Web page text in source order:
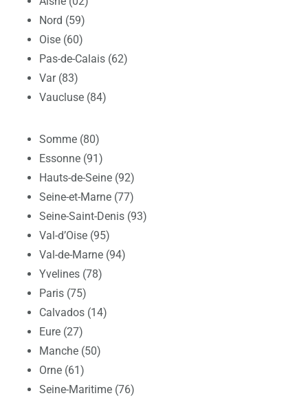
Nord (59)
Oise (60)
Pas-de-Calais (62)
Var (83)
Vaucluse (84)
Somme (80)
Essonne (91)
Hauts-de-Seine (92)
Seine-et-Marne (77)
Seine-Saint-Denis (93)
Val-d’Oise (95)
Val-de-Marne (94)
Yvelines (78)
Paris (75)
Calvados (14)
Eure (27)
Manche (50)
Orne (61)
Seine-Maritime (76)